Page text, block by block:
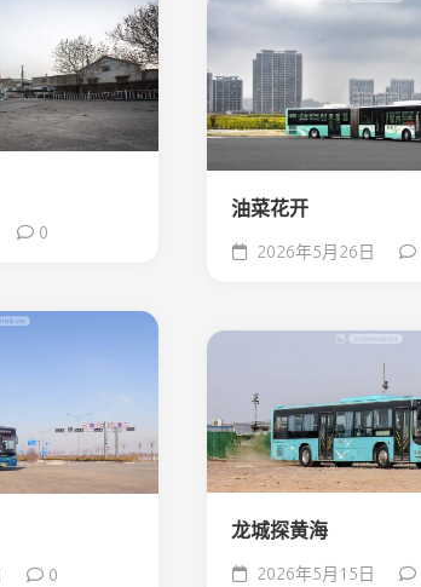
0
油菜花开
2026年5月26日
0
龙城探黄海
2026年5月15日